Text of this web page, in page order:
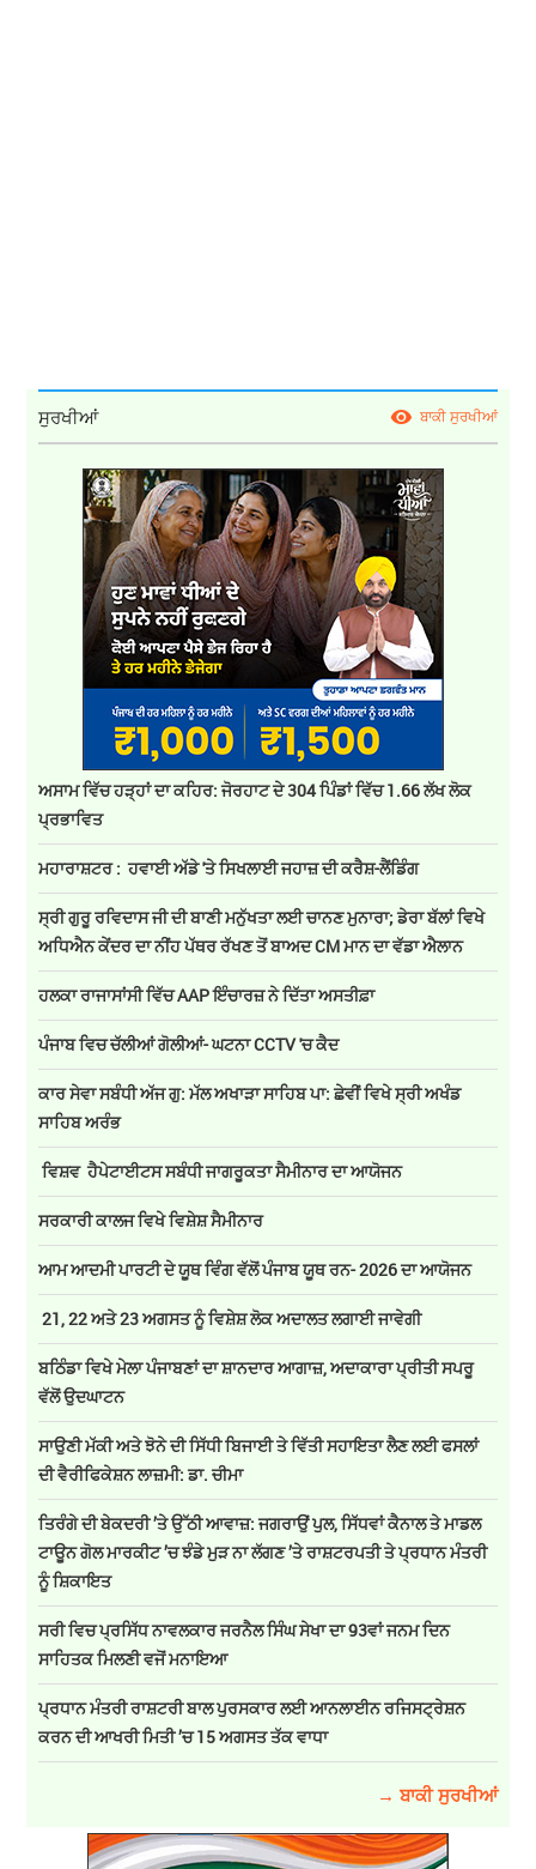
ਸੁਰਖੀਆਂ ਬਾਕੀ ਸੁਰਖੀਆਂ
ਅਸਾਮ ਵਿੱਚ ਹੜ੍ਹਾਂ ਦਾ ਕਹਿਰ: ਜੋਰਹਾਟ ਦੇ 304 ਪਿੰਡਾਂ ਵਿੱਚ 1.66 ਲੱਖ ਲੋਕ
ਪ੍ਰਭਾਵਿਤ
ਮਹਾਰਾਸ਼ਟਰ : ਹਵਾਈ ਅੱਡੇ 'ਤੇ ਸਿਖਲਾਈ ਜਹਾਜ਼ ਦੀ ਕਰੈਸ਼-ਲੈਂਡਿੰਗ
ਸ੍ਰੀ ਗੁਰੂ ਰਵਿਦਾਸ ਜੀ ਦੀ ਬਾਣੀ ਮਨੁੱਖਤਾ ਲਈ ਚਾਨਣ ਮੁਨਾਰਾ; ਡੇਰਾ ਬੱਲਾਂ ਵਿਖੇ
ਅਧਿਐਨ ਕੇਂਦਰ ਦਾ ਨੀਂਹ ਪੱਥਰ ਰੱਖਣ ਤੋਂ ਬਾਅਦ CM ਮਾਨ ਦਾ ਵੱਡਾ ਐਲਾਨ
ਹਲਕਾ ਰਾਜਾਸਾਂਸੀ ਵਿੱਚ AAP ਇੰਚਾਰਜ਼ ਨੇ ਦਿੱਤਾ ਅਸਤੀਫ਼ਾ
ਪੰਜਾਬ ਵਿਚ ਚੱਲੀਆਂ ਗੋਲੀਆਂ- ਘਟਨਾ CCTV 'ਚ ਕੈਦ
ਕਾਰ ਸੇਵਾ ਸਬੰਧੀ ਅੱਜ ਗੁ: ਮੱਲ ਅਖਾੜਾ ਸਾਹਿਬ ਪਾ: ਛੇਵੀਂ ਵਿਖੇ ਸ੍ਰੀ ਅਖੰਡ
ਸਾਹਿਬ ਅਰੰਭ
ਵਿਸ਼ਵ ਹੈਪੇਟਾਈਟਸ ਸਬੰਧੀ ਜਾਗਰੂਕਤਾ ਸੈਮੀਨਾਰ ਦਾ ਆਯੋਜਨ
ਸਰਕਾਰੀ ਕਾਲਜ ਵਿਖੇ ਵਿਸ਼ੇਸ਼ ਸੈਮੀਨਾਰ
ਆਮ ਆਦਮੀ ਪਾਰਟੀ ਦੇ ਯੂਥ ਵਿੰਗ ਵੱਲੋਂ ਪੰਜਾਬ ਯੂਥ ਰਨ- 2026 ਦਾ ਆਯੋਜਨ
21, 22 ਅਤੇ 23 ਅਗਸਤ ਨੂੰ ਵਿਸ਼ੇਸ਼ ਲੋਕ ਅਦਾਲਤ ਲਗਾਈ ਜਾਵੇਗੀ
ਬਠਿੰਡਾ ਵਿਖੇ ਮੇਲਾ ਪੰਜਾਬਣਾਂ ਦਾ ਸ਼ਾਨਦਾਰ ਆਗਾਜ਼, ਅਦਾਕਾਰਾ ਪ੍ਰੀਤੀ ਸਪਰੂ
ਵੱਲੋਂ ਉਦਘਾਟਨ
ਸਾਉਣੀ ਮੱਕੀ ਅਤੇ ਝੋਨੇ ਦੀ ਸਿੱਧੀ ਬਿਜਾਈ ਤੇ ਵਿੱਤੀ ਸਹਾਇਤਾ ਲੈਣ ਲਈ ਫਸਲਾਂ
ਦੀ ਵੈਰੀਫਿਕੇਸ਼ਨ ਲਾਜ਼ਮੀ: ਡਾ. ਚੀਮਾ
ਤਿਰੰਗੇ ਦੀ ਬੇਕਦਰੀ ’ਤੇ ਉੱਠੀ ਆਵਾਜ਼: ਜਗਰਾਉਂ ਪੁਲ, ਸਿੱਧਵਾਂ ਕੈਨਾਲ ਤੇ ਮਾਡਲ
ਟਾਊਨ ਗੋਲ ਮਾਰਕੀਟ ’ਚ ਝੰਡੇ ਮੁੜ ਨਾ ਲੱਗਣ ’ਤੇ ਰਾਸ਼ਟਰਪਤੀ ਤੇ ਪ੍ਰਧਾਨ ਮੰਤਰੀ
ਨੂੰ ਸ਼ਿਕਾਇਤ
ਸਰੀ ਵਿਚ ਪ੍ਰਸਿੱਧ ਨਾਵਲਕਾਰ ਜਰਨੈਲ ਸਿੰਘ ਸੇਖਾ ਦਾ 93ਵਾਂ ਜਨਮ ਦਿਨ
ਸਾਹਿਤਕ ਮਿਲਣੀ ਵਜੋਂ ਮਨਾਇਆ
ਪ੍ਰਧਾਨ ਮੰਤਰੀ ਰਾਸ਼ਟਰੀ ਬਾਲ ਪੁਰਸਕਾਰ ਲਈ ਆਨਲਾਈਨ ਰਜਿਸਟ੍ਰੇਸ਼ਨ
ਕਰਨ ਦੀ ਆਖਰੀ ਮਿਤੀ ’ਚ 15 ਅਗਸਤ ਤੱਕ ਵਾਧਾ
→ ਬਾਕੀ ਸੁਰਖੀਆਂ